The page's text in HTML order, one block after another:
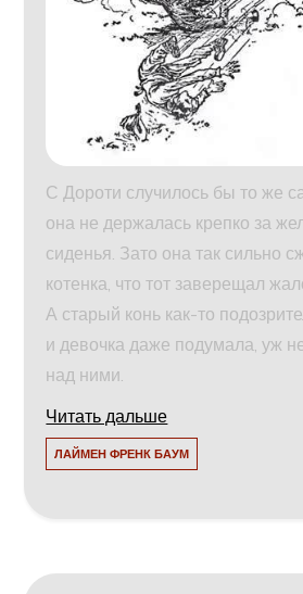
С Дороти случилось бы то же
она не держалась крепко за
сиденья. Зато она так сильно
котенка, что тот заверещал
А старый конь как-то
и девочка даже подумала, уж
над ними.
Читать дальше
ЛАЙМЕН ФРЕНК БАУМ